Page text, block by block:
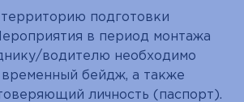
подготовки
в период монтажа
водителю необходимо
бейдж, а также
личность (паспорт).